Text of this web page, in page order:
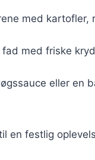
med kartofler,
med friske
eller en
en festlig